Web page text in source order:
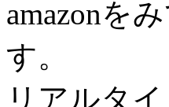
amazonを
す。
リアルタ